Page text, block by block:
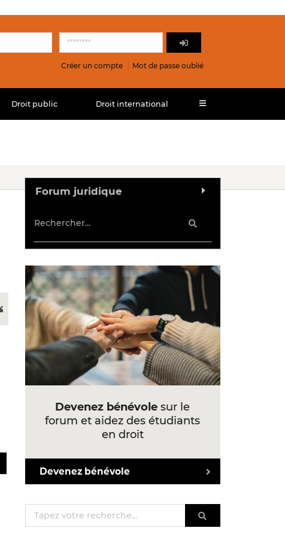
Créer un compte Mot de passe oublié
Droit public Droit international
Forum juridique
Devenez bénévole sur le
forum et aidez des étudiants
en droit
Devenez bénévole